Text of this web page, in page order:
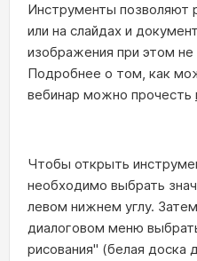
Инструменты позволяют
или на слайдах и
изображения при этом
Подробнее о том, как
вебинар можно прочесть
Чтобы открыть
необходимо выбрать
левом нижнем углу.
диалоговом меню
рисования" (белая доска